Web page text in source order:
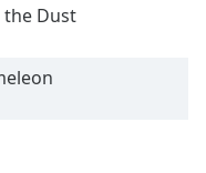
the Dust